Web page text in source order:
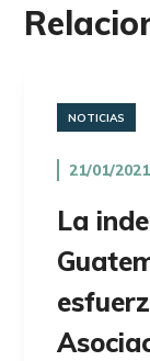
NOTICIAS
21/01/2021
La